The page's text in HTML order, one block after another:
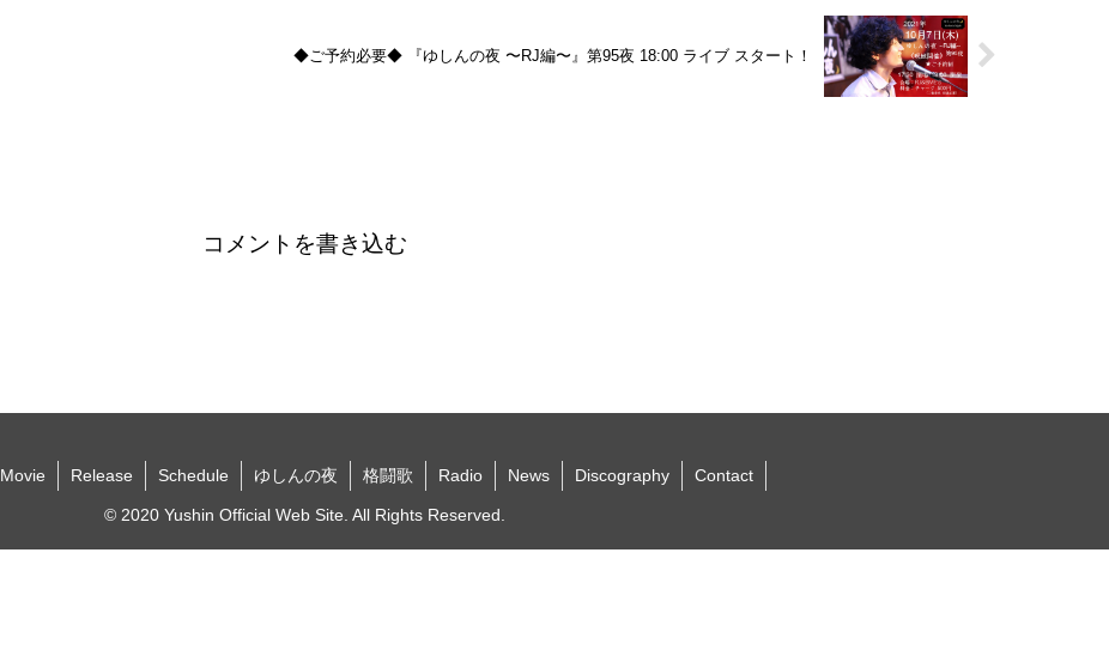
◆ご予約必要◆ 『ゆしんの夜 〜RJ編〜』第95夜 18:00 ライブ スタート！
コメントを書き込む
Movie Release Schedule ゆしんの夜 格闘歌 Radio News Discography Contact
© 2020 Yushin Official Web Site. All Rights Reserved.